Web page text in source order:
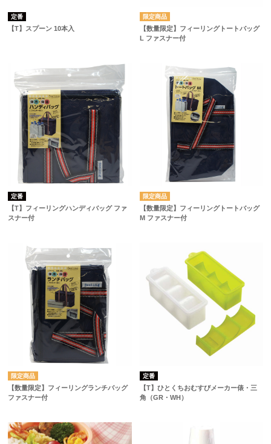
定番
【T】スプーン 10本入
【数量限定】フィーリングトートバッグ
L ファスナー付
定番
【T】フィーリングハンディバッグ ファ
スナー付
【数量限定】フィーリングトートバッグ
M ファスナー付
【数量限定】フィーリングランチバッグ
ファスナー付
定番
【T】ひとくちおむすびメーカー俵・三
角（GR・WH）